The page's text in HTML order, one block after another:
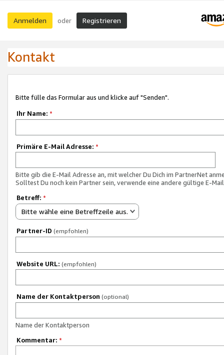
Anmelden oder Registrieren
Kontakt
Bitte fülle das Formular aus und klicke auf "Senden".
Ihr Name: *
Primäre E-Mail Adresse: *
Bitte gib die E-Mail Adresse an, mit welcher Du Dich im PartnerNet
Solltest Du noch kein Partner sein, verwende eine andere gültige E-
Betreff: *
Bitte wähle eine Betreffzeile aus.
Partner-ID (empfohlen)
Website URL: (empfohlen)
Name der Kontaktperson (optional)
Name der Kontaktperson
Kommentar: *